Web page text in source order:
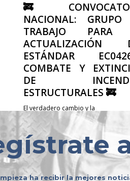
🚒
NACIONAL: GRUPO
TRABAJO PARA
ACTUALIZACIÓN
ESTÁNDAR
COMBATE Y
DE
ESTRUCTURALES 🚒
El verdadero cambio y la
profesionalización de nuestra labor
construyen de manera individual; se
logran compartiendo experiencias,
sumando voluntades y trabajando
equipo. 🤝✨ Te invitamos a...
ha recibir la mejores